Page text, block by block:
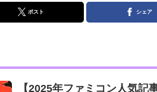
ポスト シェア
【2025年ファミコン人気記